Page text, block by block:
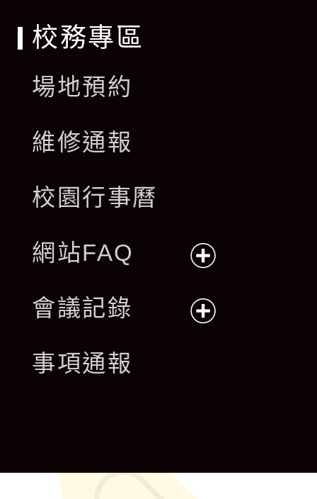
校務專區
場地預約
維修通報
校園行事曆
網站FAQ
開
會議記錄
單
事項通報